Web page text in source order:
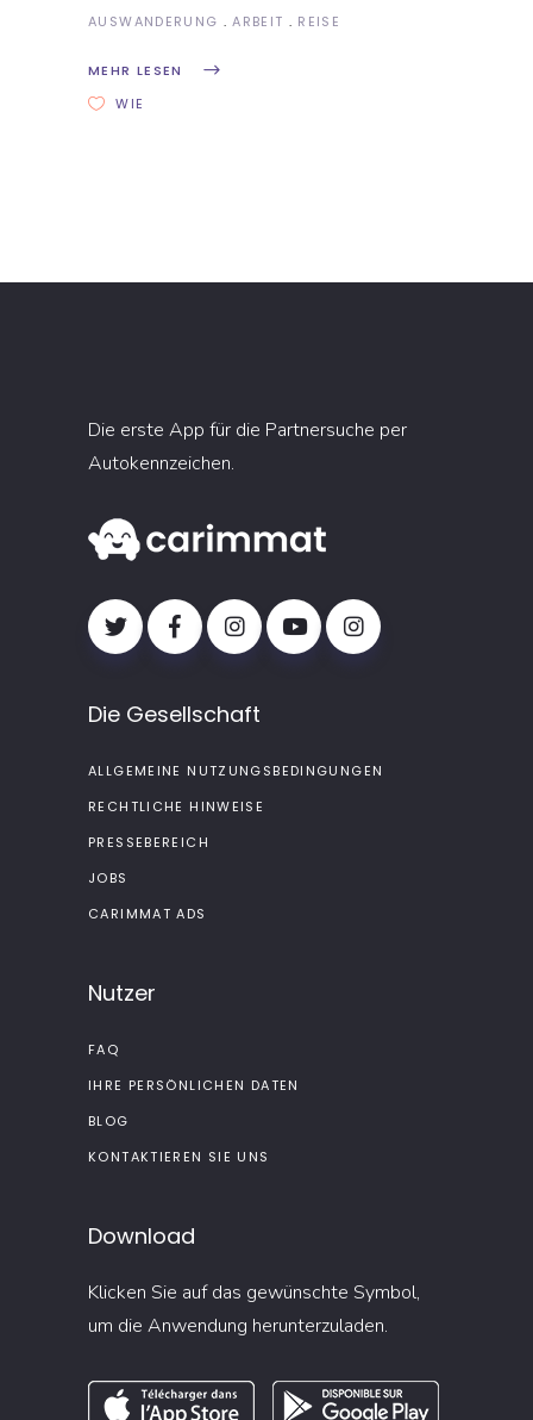
AUSWANDERUNG
ARBEIT REISE
MEHR LESEN
WIE
Die erste App für die Partnersuche per
Autokennzeichen.
Die Gesellschaft
ALLGEMEINE NUTZUNGSBEDINGUNGEN
RECHTLICHE HINWEISE
PRESSEBEREICH
JOBS
CARIMMAT ADS
Nutzer
FAQ
IHRE PERSÖNLICHEN DATEN
BLOG
KONTAKTIEREN SIE UNS
Download
Klicken Sie auf das gewünschte Symbol,
um die Anwendung herunterzuladen.